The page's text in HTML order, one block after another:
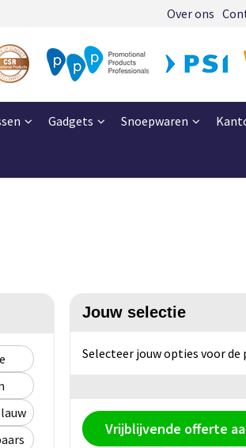
Over ons
Gadgets Snoepwaren
Jouw selectie
Selecteer jouw opties voor de
Vrijblijvende offerte